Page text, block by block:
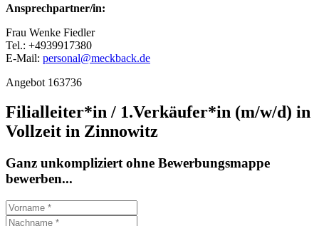
Ansprechpartner/in:
Frau Wenke Fiedler
Tel.: +4939917380
E-Mail: personal@meckback.de
Angebot 163736
Filialleiter*in / 1.Verkäufer*in (m/w/d) in
Vollzeit in Zinnowitz
Ganz unkompliziert ohne Bewerbungsmappe
bewerben...